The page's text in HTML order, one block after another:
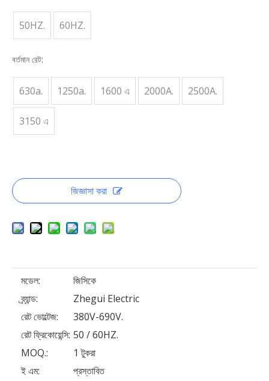
50HZ. 60HZ.
বর্তমান রেট:
630a. 1250a. 1600 এ 2000A. 2500A.
3150 এ
জিজ্ঞাসা করা
মডেল:
জিসিকে
ব্র্যান্ড:
Zhegui Electric
রেট ভোল্টেজ:
380V-690V.
রেট ফ্রিকোয়েন্সি: 50 / 60HZ.
MOQ.:
1 টুকরা
ই এম:
প্রস্তাবিত